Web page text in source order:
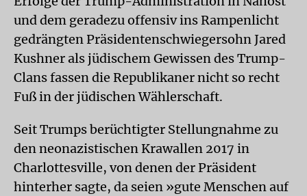
und dem geradezu offensiv ins Rampenlicht
gedrängten Präsidentenschwieger­sohn Jared
Kushner als jüdischem Gewissen des Trump-
Clans fassen die Republikaner nicht so recht
Fuß in der jüdischen Wählerschaft.
Seit Trumps berüchtigter Stellungnahme zu
den neonazistischen Krawallen 2017 in
Charlottesville, von denen der Präsident
hinterher sagte, da seien »gute Menschen auf